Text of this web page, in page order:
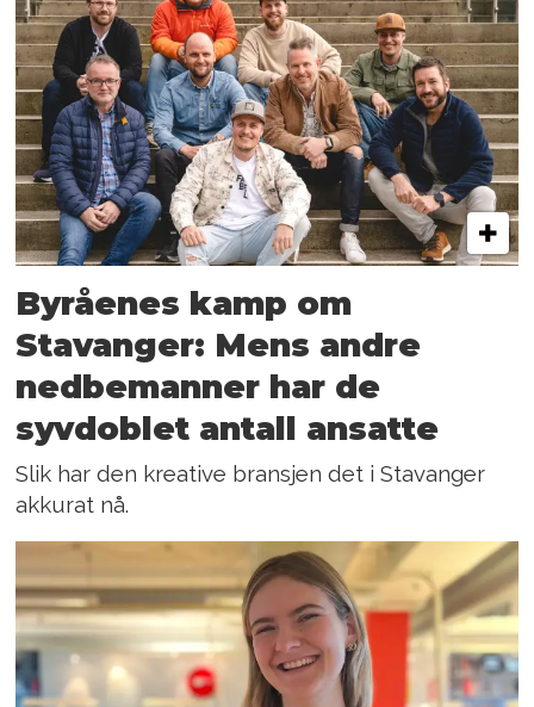
Byråenes kamp om
Stavanger: Mens andre
nedbemanner har de
syvdoblet antall ansatte
Slik har den kreative bransjen det i Stavanger
akkurat nå.